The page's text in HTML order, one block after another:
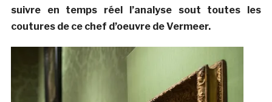
suivre en temps réel l’analyse sout toutes les
coutures de ce chef d’oeuvre de Vermeer.